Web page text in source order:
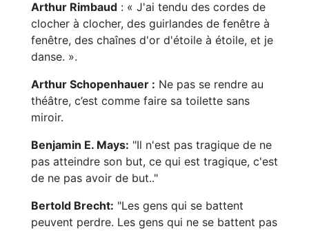
Arthur Rimbaud : « J'ai tendu des cordes de
clocher à clocher, des guirlandes de fenêtre à
fenêtre, des chaînes d'or d'étoile à étoile, et je
danse. ».
Arthur Schopenhauer : Ne pas se rendre au
théâtre, c’est comme faire sa toilette sans
miroir.
Benjamin E. Mays: "Il n'est pas tragique de ne
pas atteindre son but, ce qui est tragique, c'est
de ne pas avoir de but.."
Bertold Brecht: "Les gens qui se battent
peuvent perdre. Les gens qui ne se battent pas